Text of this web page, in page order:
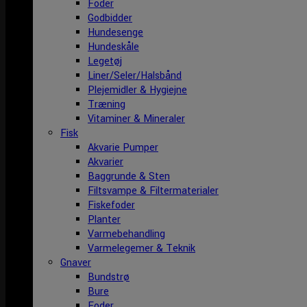
Foder
Godbidder
Hundesenge
Hundeskåle
Legetøj
Liner/Seler/Halsbånd
Plejemidler & Hygiejne
Træning
Vitaminer & Mineraler
Fisk
Akvarie Pumper
Akvarier
Baggrunde & Sten
Filtsvampe & Filtermaterialer
Fiskefoder
Planter
Varmebehandling
Varmelegemer & Teknik
Gnaver
Bundstrø
Bure